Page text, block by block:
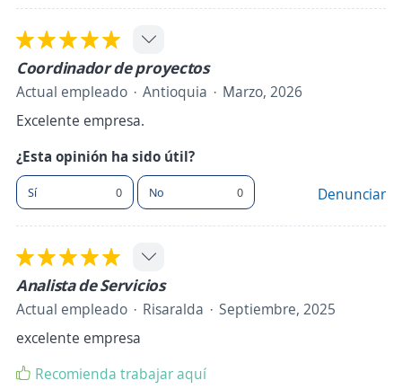
Coordinador de proyectos
Actual empleado Antioquia
Marzo, 2026
Excelente empresa.
¿Esta opinión ha sido útil?
Sí 0 No 0 Denunciar
Analista de Servicios
Actual empleado Risaralda
Septiembre, 2025
excelente empresa
Recomienda trabajar aquí